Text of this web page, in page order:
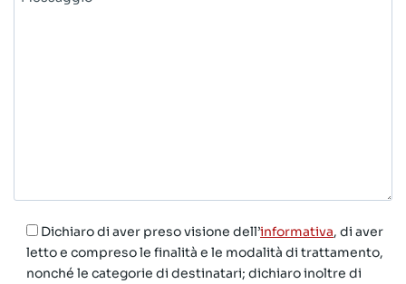
Dichiaro di aver preso visione dell’informativa, di aver
letto e compreso le finalità e le modalità di trattamento,
nonché le categorie di destinatari; dichiaro inoltre di